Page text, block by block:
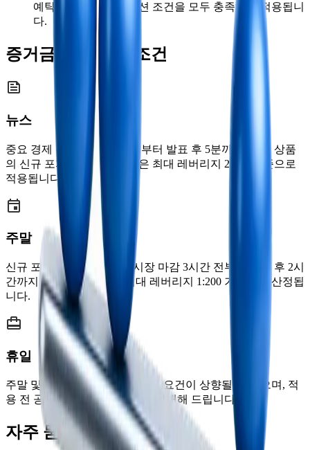
예탁잔고와 보유 포지션 조건을 모두 충족해야 적용됩니
다.
증거금 요건 상향 조건
뉴스
중요 경제 뉴스 발표 15분 전부터 발표 후 5분까지, 관련 상품
의 신규 포지션 증거금 요건은 최대 레버리지 200:1 기준으로
적용됩니다.
주말
신규 포지션 개설 시, 외환 시장 마감 3시간 전부터 개장 후 2시
간까지는 증거금 요건이 최대 레버리지 1:200 기준으로 산정됩
니다.
휴일
주말 및 주요 공휴일에는 증거금 요건이 상향될 수 있으며, 적
용 전 공지 페이지를 통해 사전 안내해 드립니다.
자주 묻는 질문